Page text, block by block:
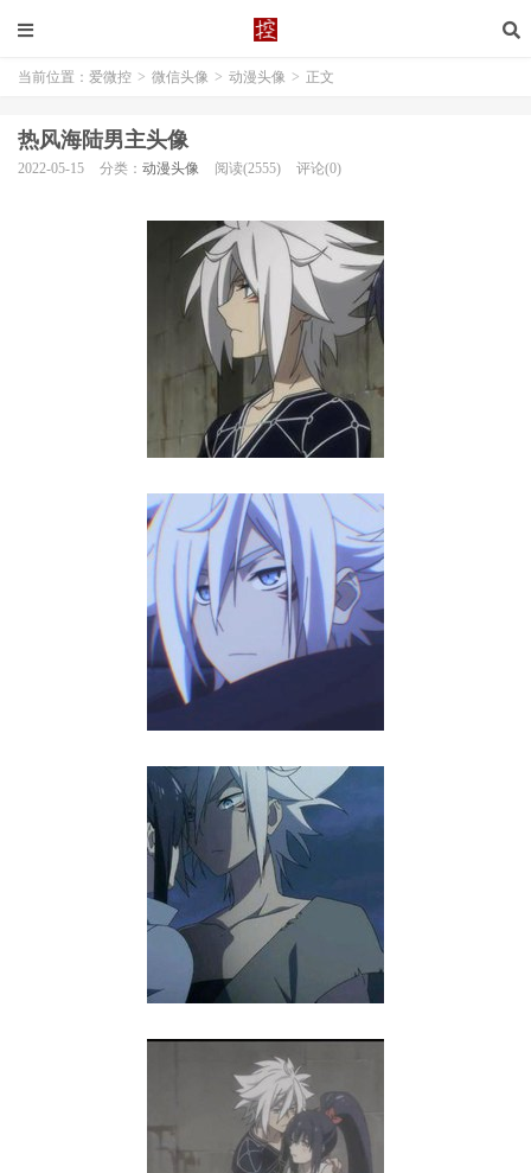
当前位置： 爱微控 > 微信头像 > 动漫头像 > 正文
热风海陆男主头像
2022-05-15 分类： 动漫头像 阅读(2555) 评论(0)